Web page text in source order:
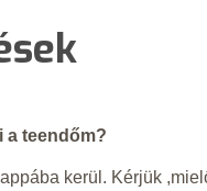
a teendőm?
kerül. Kérjük